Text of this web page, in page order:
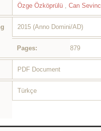
Özge Özköprülü Can Sevinc
2015 (Anno Domini/AD)
Pages: 879
PDF Document
Türkçe